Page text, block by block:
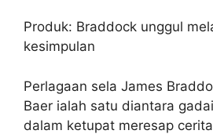
Produk: Braddock unggul
kesimpulan
Perlagaan sela James
Baer ialah satu diantara
dalam ketupat meresap